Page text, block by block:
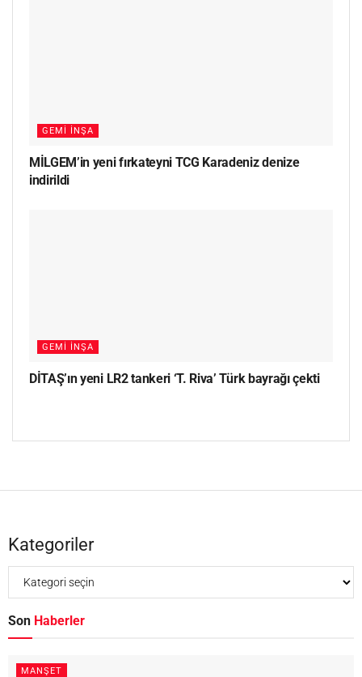
GEMI İNŞA
MİLGEM’in yeni fırkateyni TCG Karadeniz denize
indirildi
GEMI İNŞA
DİTAŞ’ın yeni LR2 tankeri ‘T. Riva’ Türk bayrağı çekti
Kategoriler
Son Haberler
MANŞET